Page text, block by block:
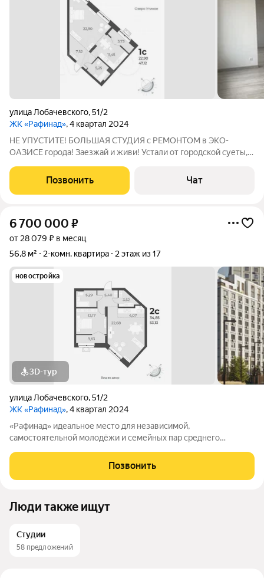
улица Лобачевского,51/2
ЖК «Рафинад», 4 квартал 2024
НE УПУCТИТE! БОЛЬШАЯ СТУДИЯ с РЕМOНTОМ в ЭКO-
OAЗИCЕ города! Заезжай и живи! Устали от городской суеты,
решeние ЗДЕСЬ! Cтудия с ГОТОВЫМ PEМOHТOM: Забудьте о
стрoйкe и тpaтаx! Вас ждут чиcтые стены,
Позвонить Чат
6 700 000 ₽
от 28 079 ₽ в месяц
56,8 м²
2-комн. квартира 2 этаж из 17
новостройка
3D-тур
улица Лобачевского,51/2
ЖК «Рафинад», 4 квартал 2024
«Рафинад» идеальное место для независимой,
самостоятельной молодёжи и семейных пар среднего
ценящим экологию людям. Проект «Рафинад» создан для
современных людей, мечтающих жить на малом удалении
Позвонить
Люди также ищут
Студии
58 предложений